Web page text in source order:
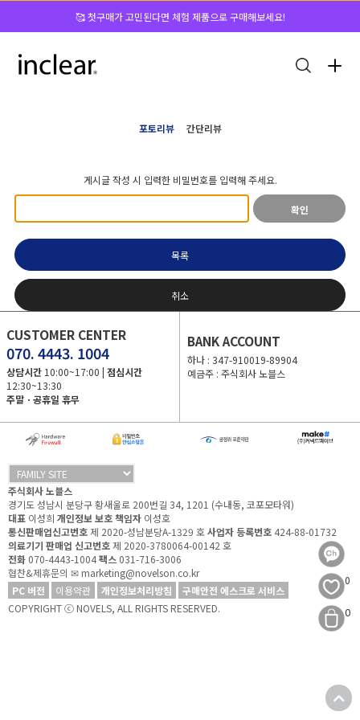
🥰 첫구매가 고민된다면 체험 제품으로 구매해보세요!
0
0
포토리뷰 간단리뷰
게시글 작성 시 입력한 비밀번호를 입력해 주세요.
확인
목록
취소
CUSTOMER CENTER
070. 4443. 1004
상담시간10:00~17:00 | 점심시간
12:30~13:30
주말ㆍ공휴일 휴무
BANK ACCOUNT
하나 : 347-910019-89904
예금주 : 주식회사 노블스
주식회사 노블스
경기도 성남시 분당구 황새울로 200번길 34, 1201 (수내동, 코포모타워)
대표 이성희 개인정보 보호 책임자 이성호
통신판매업신고번호제 2020-성남분당A-1329 호사업자 등록번호 424-88-01732
의료기기 판매업 신고번호제 2020-3780064-00142 호
전화 070-4443-1004팩스 031-716-3006
협찬&제휴문의 ✉ marketing@novelson.co.kr
PC 버전
이용약관 개인정보처리방침
구매안전 에스크로 서비스
COPYRIGHT ⓒ NOVELS, ALL RIGHTS RESERVED.